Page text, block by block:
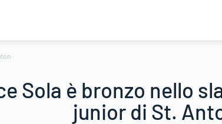
Sola è bronzo nello
junior di St.